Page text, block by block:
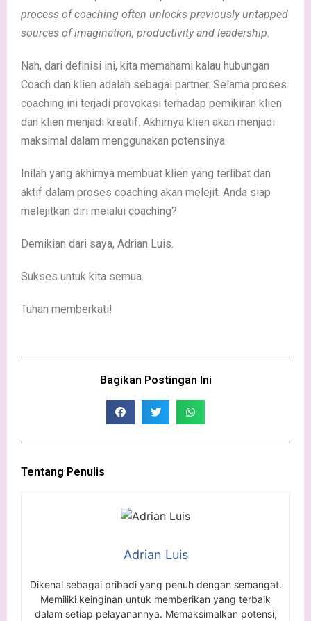
process of coaching often unlocks previously untapped
sources of imagination, productivity and leadership.
Nah, dari definisi ini, kita memahami kalau hubungan
Coach dan klien adalah sebagai partner. Selama proses
coaching ini terjadi provokasi terhadap pemikiran klien
dan klien menjadi kreatif. Akhirnya klien akan menjadi
maksimal dalam menggunakan potensinya.
Inilah yang akhirnya membuat klien yang terlibat dan
aktif dalam proses coaching akan melejit. Anda siap
melejitkan diri melalui coaching?
Demikian dari saya, Adrian Luis.
Sukses untuk kita semua.
Tuhan memberkati!
Bagikan Postingan Ini​
Tentang Penulis
Adrian Luis
Dikenal sebagai pribadi yang penuh dengan semangat.
Memiliki keinginan untuk memberikan yang terbaik
dalam setiap pelayanannya. Memaksimalkan potensi,